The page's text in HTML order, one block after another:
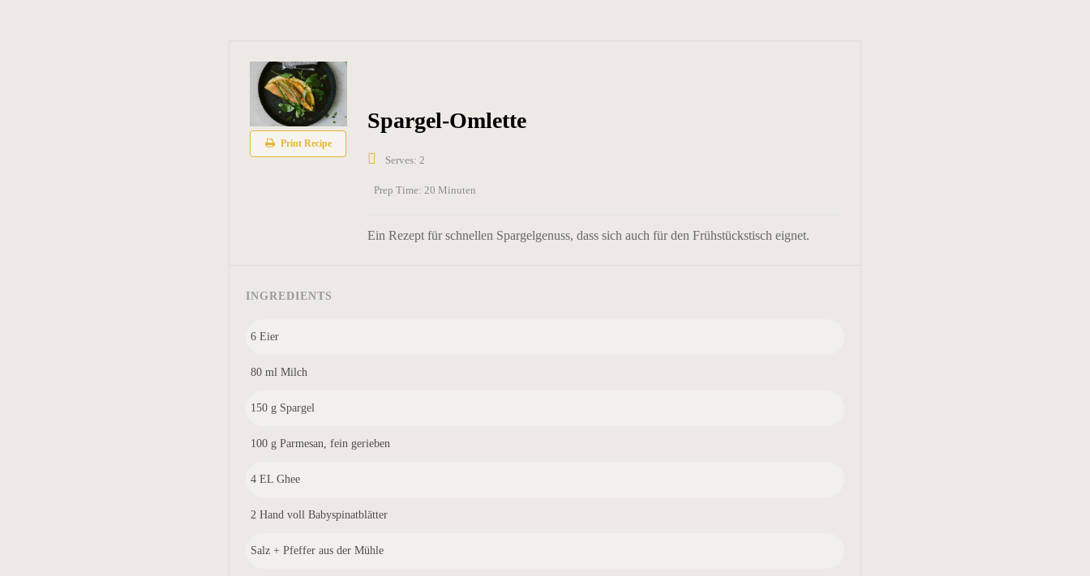
Print Recipe
Spargel-Omlette
Serves: 2
Prep Time: 20 Minuten
Ein Rezept für schnellen Spargelgenuss, dass sich auch für den Frühstückstisch eignet.
INGREDIENTS
6 Eier
80 ml Milch
150 g Spargel
100 g Parmesan, fein gerieben
4 EL Ghee
2 Hand voll Babyspinatblätter
Salz + Pfeffer aus der Mühle